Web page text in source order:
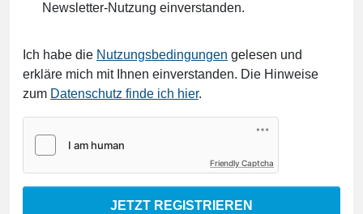
Newsletter-Nutzung einverstanden.
Ich habe die Nutzungsbedingungen gelesen und
erkläre mich mit Ihnen einverstanden. Die Hinweise
zum Datenschutz finde ich hier.
Friendly Captcha
JETZT REGISTRIEREN